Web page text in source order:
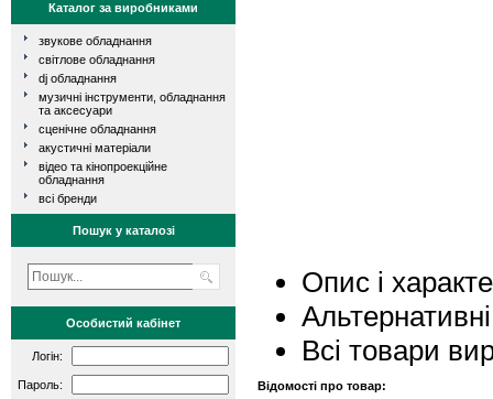
Каталог за виробниками
звукове обладнання
світлове обладнання
dj обладнання
музичні інструменти, обладнання
та аксесуари
сценічне обладнання
акустичні матеріали
відео та кінопроекційне
обладнання
всі бренди
Пошук у каталозі
Особистий кабінет
Логін:
Пароль:
Опис і
Всі товари
Відомості про товар: